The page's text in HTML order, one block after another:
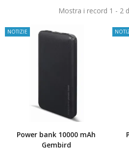
Mostra i record 1 - 2
NOTIZIE
Power bank 10000 mAh
Gembird